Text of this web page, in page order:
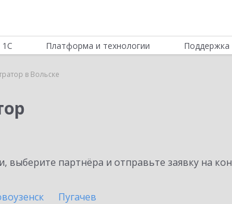
Платформа и технологии Поддержка
в Вольске
партнёра и отправьте заявку на
Пугачев